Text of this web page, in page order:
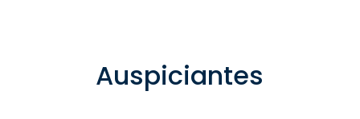
Auspiciantes